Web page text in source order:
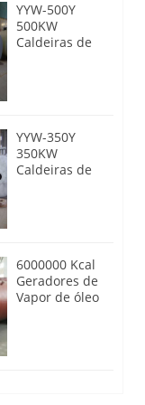
YYW-500Y
500KW
Caldeiras de
YYW-350Y
350KW
Caldeiras de
6000000 Kcal
Geradores de
Vapor de óleo